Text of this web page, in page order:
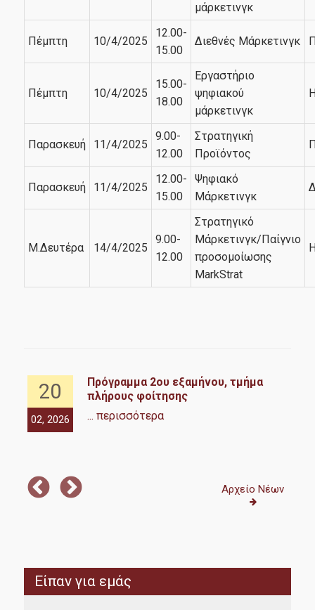
μάρκετινγκ
Πέμπτη 10/4/2025
12.00-
15.00
Διεθνές Μάρκετινγκ
Πέμπτη 10/4/2025
15.00-
18.00
Εργαστήριο
ψηφιακού
μάρκετινγκ
Παρασκευή 11/4/2025
9.00-
12.00
Στρατηγική
Προϊόντος
Παρασκευή 11/4/2025
12.00-
15.00
Ψηφιακό
Μάρκετινγκ
Μ.Δευτέρα 14/4/2025
9.00-
12.00
Στρατηγικό
Μάρκετινγκ/Παίγνιο
προσομοίωσης
MarkStrat
20
02, 2026
Πρόγραμμα 2ου εξαμήνου, τμήμα
πλήρους φοίτησης
... περισσότερα
Αρχείο Νέων
Είπαν για εμάς